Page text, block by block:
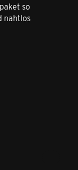
so
nahtlos